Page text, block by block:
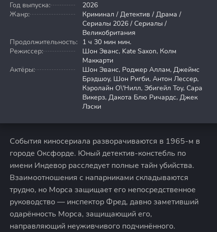
Год выпуска:
2026
Жанр:
Криминал / Детектив / Драма /
Сериалы 2026 / Сериалы /
Великобритания
Продолжительность: 1 ч 30 мин мин.
Режиссер:
Шон Эванс, Kate Saxon, Колм
Маккарти
Актёры:
Шон Эванс, Роджер Аллам, Джеймс
Брэдшоу, Шон Ригби, Антон Лессер,
Кэролайн О\'Нилл, Эбигейл Тоу, Сара
Викерз, Дакота Блю Ричардс, Джек
Лэски
События киносериала разворачиваются в 1965-м в
городе Оксфорде. Юный детектив-констебль по
имени Индевор расследует полные тайн убийства.
Взаимоотношения с напарниками складываются
трудно, но Морса защищает его непосредственное
руководство — инспектор Фред, давно заметивший
одарённость Морса, защищающий его,
направляющий неуживчивого подчинённого.